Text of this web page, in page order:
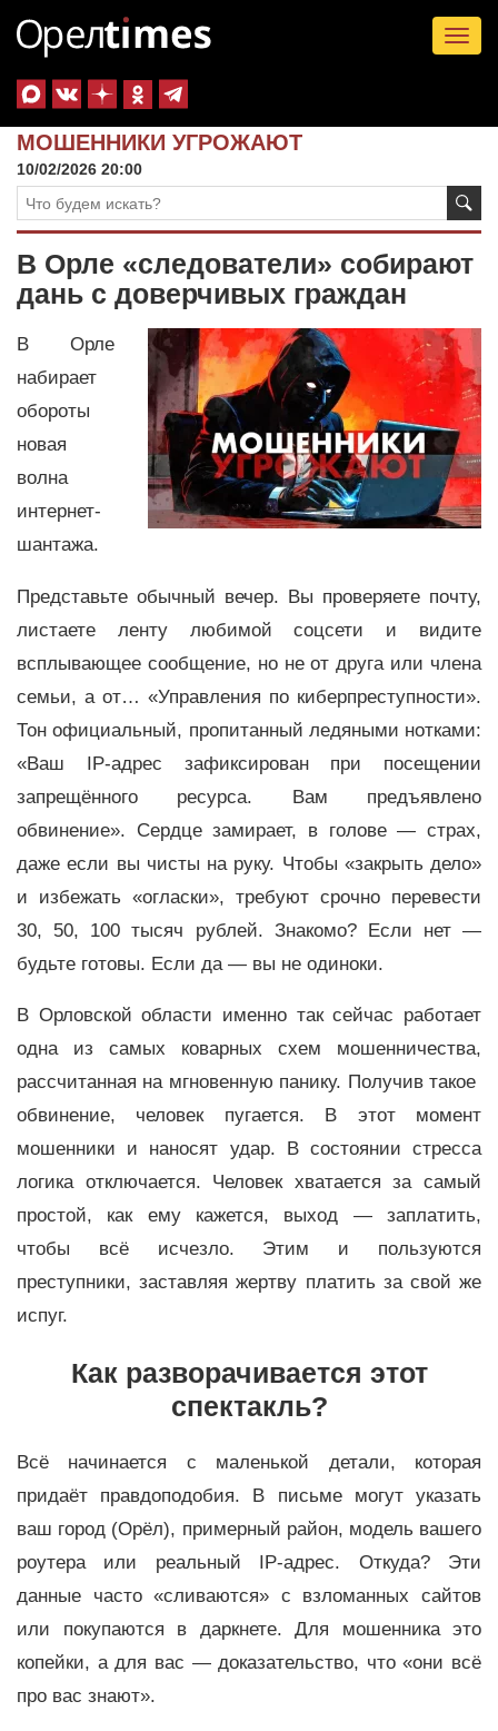
МОШЕННИКИ УГРОЖАЮТ
10/02/2026 20:00
В Орле «следователи» собирают
дань с доверчивых граждан
В Орле
набирает
обороты
новая
волна
интернет-
шантажа.
Представьте обычный вечер. Вы проверяете почту,
листаете ленту любимой соцсети и видите
всплывающее сообщение, но не от друга или члена
семьи, а от… «Управления по киберпреступности».
Тон официальный, пропитанный ледяными нотками:
«Ваш IP-адрес зафиксирован при посещении
запрещённого ресурса. Вам предъявлено
обвинение». Сердце замирает, в голове — страх,
даже если вы чисты на руку. Чтобы «закрыть дело»
и избежать «огласки», требуют срочно перевести
30, 50, 100 тысяч рублей. Знакомо? Если нет —
будьте готовы. Если да — вы не одиноки.
В Орловской области именно так сейчас работает
одна из самых коварных схем мошенничества,
рассчитанная на мгновенную панику. Получив такое
обвинение, человек пугается. В этот момент
мошенники и наносят удар. В состоянии стресса
логика отключается. Человек хватается за самый
простой, как ему кажется, выход — заплатить,
чтобы всё исчезло. Этим и пользуются
преступники, заставляя жертву платить за свой же
испуг.
Как разворачивается этот
спектакль?
Всё начинается с маленькой детали, которая
придаёт правдоподобия. В письме могут указать
ваш город (Орёл), примерный район, модель вашего
роутера или реальный IP-адрес. Откуда? Эти
данные часто «сливаются» с взломанных сайтов
или покупаются в даркнете. Для мошенника это
копейки, а для вас — доказательство, что «они всё
про вас знают».